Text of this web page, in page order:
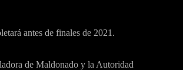
antes de finales de 2021.
de Maldonado y la Autoridad